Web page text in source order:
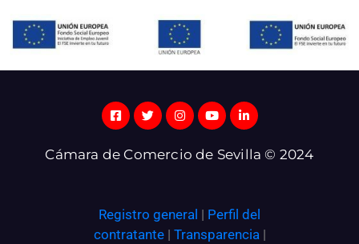
Cámara de Comercio de Sevilla © 2024
Registro general | Perfil del
contratante| Transparencia|